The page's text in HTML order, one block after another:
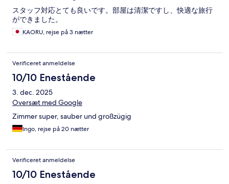
スタッフ対応とても良いです。部屋は清潔ですし、快適な旅行
ができました。
KAORU, rejse på 3 nætter
Verificeret anmeldelse
10/10 Enestående
3. dec. 2025
Oversæt med Google
Zimmer super, sauber und großzügig
Ingo, rejse på 20 nætter
Verificeret anmeldelse
10/10 Enestående